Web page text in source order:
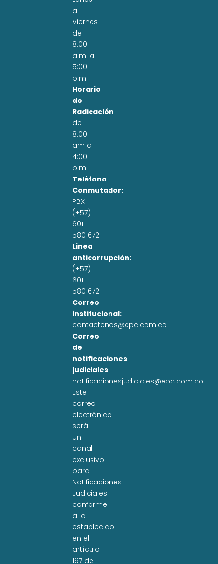
a
Viernes
de
8:00
a.m. a
5:00
p.m.
Horario
de
Radicación
de
8:00
am a
4:00
p.m.
Teléfono
Conmutador:
PBX
(+57)
601
5801672
Linea
anticorrupción:
(+57)
601
5801672
Correo
institucional:
contactenos@epc.com.co
Correo
de
notificaciones
judiciales:
notificacionesjudiciales@epc.com.co
Este
correo
electrónico
será
un
canal
exclusivo
para
Notificaciones
Judiciales
conforme
a lo
establecido
en el
artículo
197 de